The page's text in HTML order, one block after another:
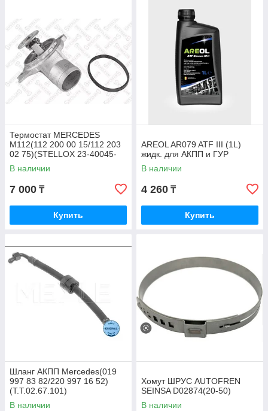
Термостат MERCEDES
M112(112 200 00 15/112 203
02 75)(STELLOX 23-40045-
SX)
В наличии
7 000 ₸
Купить
AREOL AR079 ATF III (1L)
жидк. для АКПП и ГУР
В наличии
4 260 ₸
Купить
Шланг АКПП Mercedes(019
997 83 82/220 997 16 52)
(T.T.02.67.101)
В наличии
Хомут ШРУС AUTOFREN
SEINSA D02874(20-50)
В наличии